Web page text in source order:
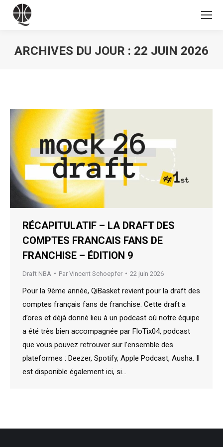
ARCHIVES DU JOUR : 22 JUIN 2026
RÉCAPITULATIF – LA DRAFT DES
COMPTES FRANCAIS FANS DE
FRANCHISE – ÉDITION 9
Draft NBA Par Vincent Schoepfer 22 juin 2026
Pour la 9ème année, QiBasket revient pour la draft des
comptes français fans de franchise. Cette draft a
d’ores et déjà donné lieu à un podcast où notre équipe
a été très bien accompagnée par FloTix04, podcast
que vous pouvez retrouver sur l’ensemble des
plateformes : Deezer, Spotify, Apple Podcast, Ausha. Il
est disponible également ici, si…